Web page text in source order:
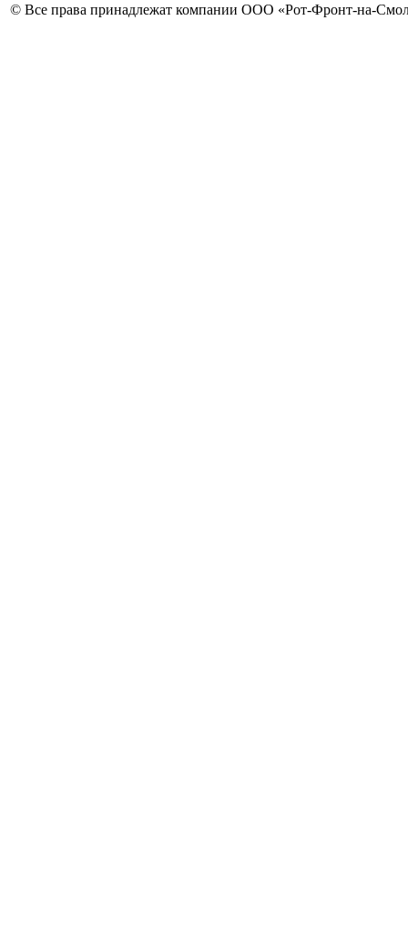
© Все права принадлежат компании ООО «Рот-Фронт-на-